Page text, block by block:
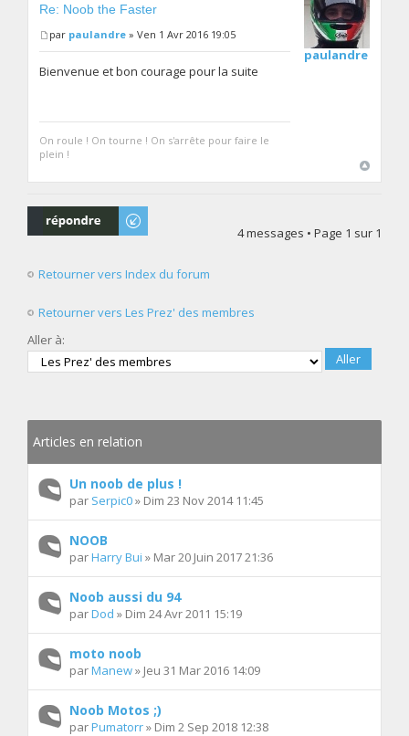
Re: Noob the Faster
par paulandre » Ven 1 Avr 2016 19:05
Bienvenue et bon courage pour la suite
On roule ! On tourne ! On s'arrête pour faire le
plein !
paulandre
Répondre
4 messages • Page 1 sur 1
Retourner vers Index du forum
Retourner vers Les Prez' des membres
Aller à:
Articles en relation
Un noob de plus !
par Serpic0» Dim 23 Nov 2014 11:45
NOOB
parHarry Bui » Mar 20 Juin 2017 21:36
Noob aussi du 94
parDod » Dim 24 Avr 2011 15:19
moto noob
parManew» Jeu 31 Mar 2016 14:09
Noob Motos ;)
parPumatorr» Dim 2 Sep 2018 12:38